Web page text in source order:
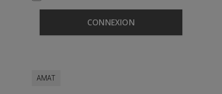
AMAT